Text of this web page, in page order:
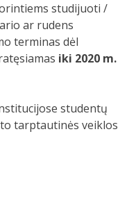
studijuoti /
ar rudens
terminas dėl
iki 2020 m.
studentų
tarptautinės veiklos